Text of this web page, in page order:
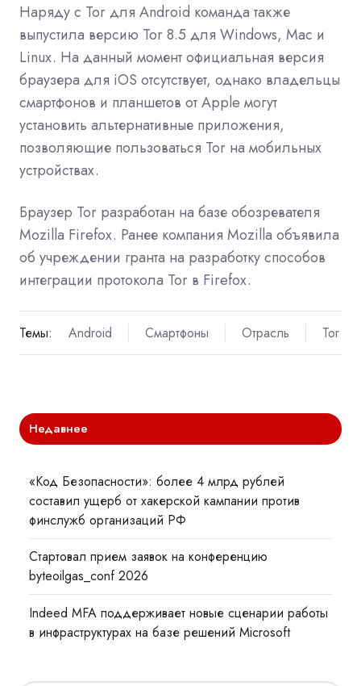
Наряду с Tor для Android команда также
выпустила версию Tor 8.5 для Windows, Mac и
Linux. На данный момент официальная версия
браузера для iOS отсутствует, однако владельцы
смартфонов и планшетов от Apple могут
установить альтернативные приложения,
позволяющие пользоваться Tor на мобильных
устройствах.
Браузер Tor разработан на базе обозревателя
Mozilla Firefox. Ранее компания Mozilla объявила
об учреждении гранта на разработку способов
интеграции протокола Tor в Firefox.
Темы: Android Смартфоны Отрасль Tor
Недавнее
«Код Безопасности»: более 4 млрд рублей
составил ущерб от хакерской кампании против
финслужб организаций РФ
Стартовал прием заявок на конференцию
byteoilgas_conf 2026
Indeed MFA поддерживает новые сценарии работы
в инфраструктурах на базе решений Microsoft